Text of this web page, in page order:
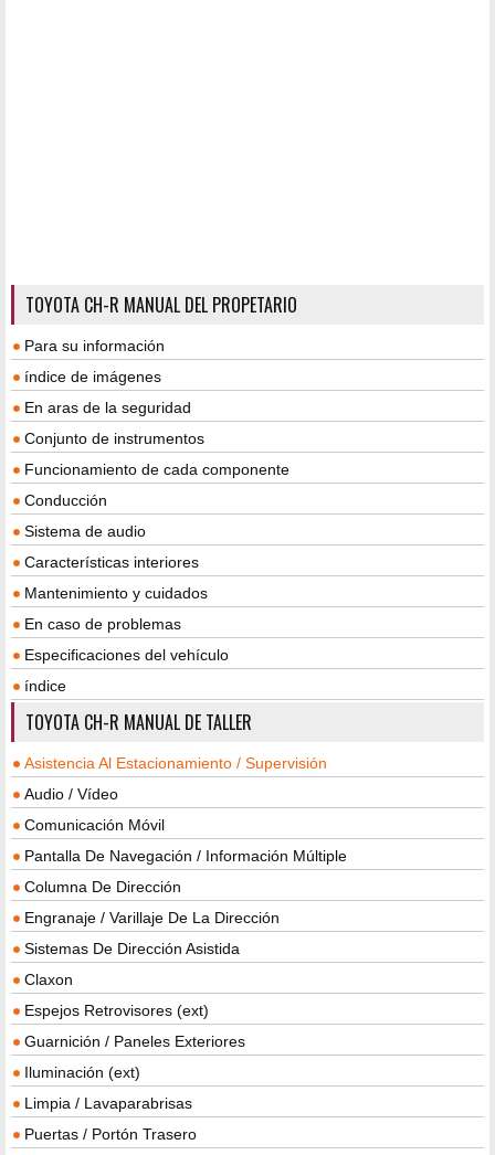
TOYOTA CH-R MANUAL DEL PROPETARIO
Para su información
índice de imágenes
En aras de la seguridad
Conjunto de instrumentos
Funcionamiento de cada componente
Conducción
Sistema de audio
Características interiores
Mantenimiento y cuidados
En caso de problemas
Especificaciones del vehículo
índice
TOYOTA CH-R MANUAL DE TALLER
Asistencia Al Estacionamiento / Supervisión
Audio / Vídeo
Comunicación Móvil
Pantalla De Navegación / Información Múltiple
Columna De Dirección
Engranaje / Varillaje De La Dirección
Sistemas De Dirección Asistida
Claxon
Espejos Retrovisores (ext)
Guarnición / Paneles Exteriores
Iluminación (ext)
Limpia / Lavaparabrisas
Puertas / Portón Trasero